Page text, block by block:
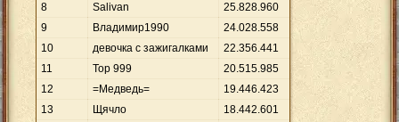
8
Salivan 25.828.960
9
Владимир1990 24.028.558
10
девочка с зажигалками 22.356.441
11
Top 999 20.515.985
12
=Медведь= 19.446.423
13
Щячло 18.442.601